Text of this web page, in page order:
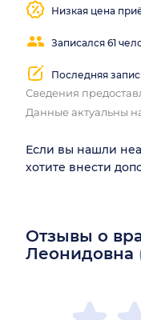
Низкая цена
Записался 61
Последняя
Сведения
Данные актуальны
Если вы нашли
хотите внести
Отзывы о
Леонидовна